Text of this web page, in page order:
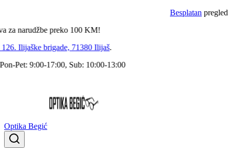
Besplatan pregled
narudžbe preko 100 KM!
Ilijaške brigade, 71380 Ilijaš.
9:00-17:00, Sub: 10:00-13:00
Optika Begić